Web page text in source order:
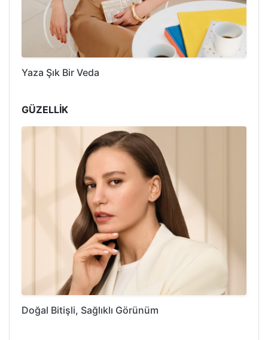
Yaza Şık Bir Veda
GÜZELLİK
Doğal Bitişli, Sağlıklı Görünüm